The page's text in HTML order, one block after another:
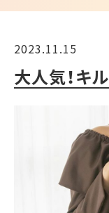
2023.11.15
大人気！キ